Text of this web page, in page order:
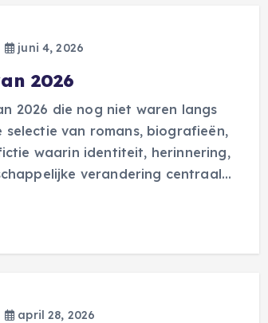
juni 4, 2026
2026
2026 die nog niet waren langs
selectie van romans, biografieën,
waarin identiteit, herinnering,
verandering centraal…
april 28, 2026